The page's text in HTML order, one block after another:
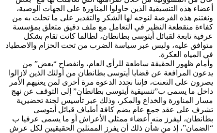
أعضاء هذه التنسيقية الذين حاولوا المناورة على الجهات الوصية،
ونغتنم هذه الفرصة لنوجه لها الشكر والتقدير على ما تحلت به من
كفاءة منقطعة النظير في التعامل مع ملف دقيق متعلق بمؤسسة
عرفية تابعة لقبائل أيتوسى بطانطان، لطالما كانت تقام بشكل
متوافق عليه، وليس عبر سياسة الضرب من تحت الحزام والاصطياد
في المياه العكرة.
وأمام ظهور الحقيقة ساطعة للرأي العام، وانفضاح “بعض” من
يدعون المرافعة عن قضايا أيتوسى بطانطان من أولئك الذين لازالوا
يصرون على التعنت، فإننا نجدد الدعوة مرة أخرى لمن يعنيهم الأمر
داخل ما يسمى ب”تنسيقية أيتوسى بطانطان” إلى التوقف عن نهج
مسار المناورة والخداع والمكر، وذلك عبر تأسيس لجنة تحضيرية
تشرف على عقد جمع عام يضم كافة أطياف قبائل أيتوسى
بطانطان، ليفرز منه أعضاء ممثلي الأعراش أو ما يسمى عرفيا ب
“الضمان”، إذ من شأن ذلك أن يفرز الممثلين الحقيقيين لكل عرش